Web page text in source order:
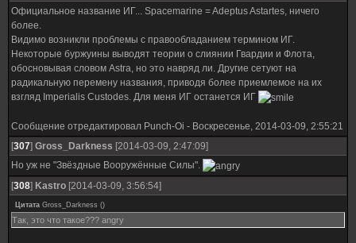
Официальное название ИГ... Spacemarine = Adeptus Astartes, ничего
более.
Видимо возникли проблемы с правообладанием термином ИГ.
Некоторые буржуины выводят теории о слиянии Гвардии и Флота,
обосновывая словом Astra, но это навряд ли. Другие сетуют на
радикальную перемену названия, приводя более приемлемое на их
взгляд Imperialis Custodes. Для меня ИГ останется ИГ
Сообщение отредактировал Punch-Oi - Воскресенье, 2014-03-09, 2:55:21
[307] Gross_Darkness [2014-03-09, 2:47:09]
Но уж не "Звёздные Вооружённые Силы".
[308] Kastro [2014-03-09, 3:56:54]
Цитата Gross_Darkness ()
Так, это что такое??? angry